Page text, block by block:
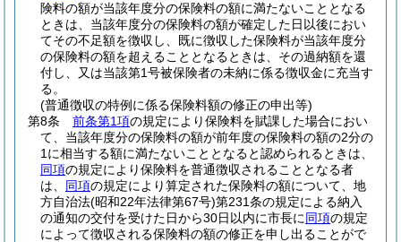
険料の額が当該年度分の保険料の額に満たないこととなる
ときは、当該年度分の保険料の額が確定した日以後におい
てその不足額を徴収し、既に徴収した保険料が当該年度分
の保険料の額を超えることとなるときは、その過納額を還
付し、又は当該第1号被保険者の未納に係る徴収金に充当す
る。
(普通徴収の特例に係る保険料額の修正の申出等)
第8条
前条第1項の規定により保険料を賦課した場合におい
て、当該年度分の保険料の額が前年度の保険料の額の2分の
1に相当する額に満たないこととなると認められるときは、
同項の規定により保険料を普通徴収されることとなる者
は、 同項の規定により算定された保険料の額について、地
方自治法(昭和22年法律第67号)第231条の規定による納入
の通知の交付を受けた日から30日以内に市長に同項の規定
によって徴収される保険料の額の修正を申し出ることがで